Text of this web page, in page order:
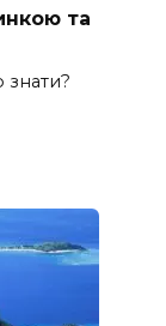
та
знати?